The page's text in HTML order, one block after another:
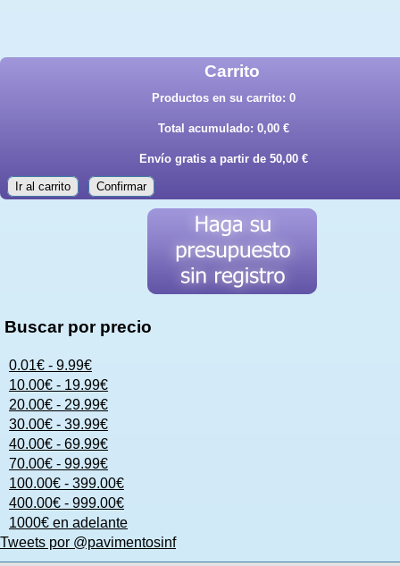
Carrito
Productos en su carrito: 0
Total acumulado: 0,00 €
Envío gratis a partir de 50,00 €
Ir al carrito Confirmar
Buscar por precio
0.01€ - 9.99€
10.00€ - 19.99€
20.00€ - 29.99€
30.00€ - 39.99€
40.00€ - 69.99€
70.00€ - 99.99€
100.00€ - 399.00€
400.00€ - 999.00€
1000€ en adelante
Tweets por @pavimentosinf